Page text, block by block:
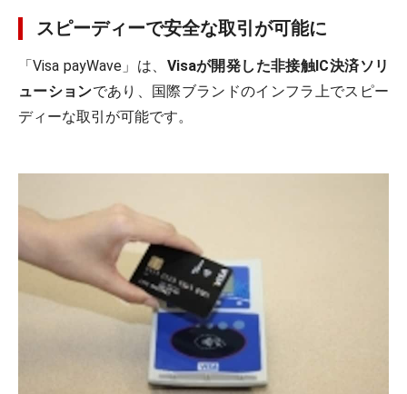
スピーディーで安全な取引が可能に
「Visa payWave」は、 Visaが開発した非接触IC決済ソリ
ューションであり、国際ブランドのインフラ上でスピー
ディーな取引が可能です。